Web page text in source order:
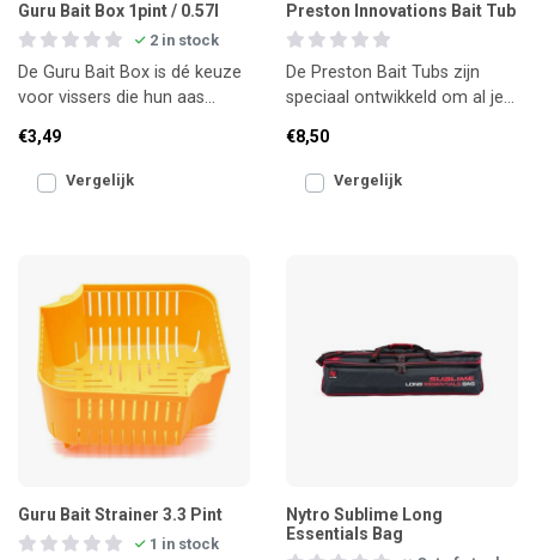
Guru Bait Box 1pint / 0.57l
2 in stock
De Guru Bait Box is dé keuze
voor vissers die hun aas
willen houden.
€3,49
Vergelijk
Preston Innovations Bait Tub
De Preston Bait Tubs zijn
speciaal ontwikkeld om al je
georganiseerd op te berg
€8,50
Vergelijk
Guru Bait Strainer 3.3 Pint
1 in stock
Nytro Sublime Long
Essentials Bag